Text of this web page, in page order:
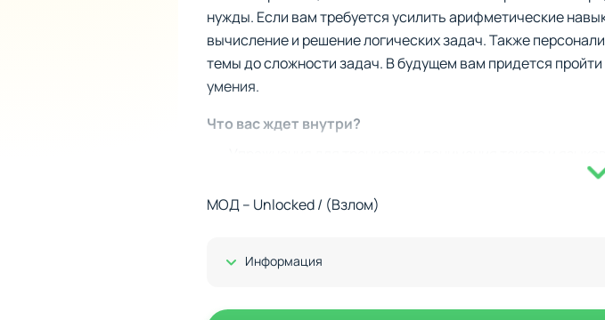
нужды. Если вам требуется усилить арифметические
вычисление и решение логических задач. Также
темы до сложности задач. В будущем вам придется
умения.
Что вас ждет внутри?
Математические головоломки, адаптируемые под
Возможность ежедневно тренироваться с
Система также предусматривает дополнительные опции
МОД – Unlocked / (Взлом)
Показать/Скрыть
Информация